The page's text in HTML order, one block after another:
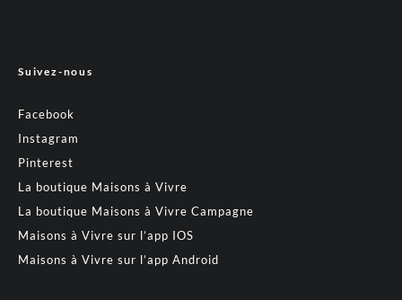
Suivez-nous
Facebook
Instagram
Pinterest
La boutique Maisons à Vivre
La boutique Maisons à Vivre Campagne
Maisons à Vivre sur l’app IOS
Maisons à Vivre sur l’app Android